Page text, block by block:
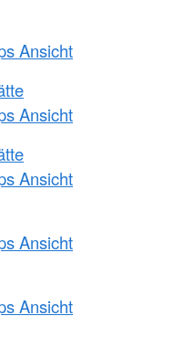
Ansicht
Ansicht
Ansicht
Ansicht
Ansicht